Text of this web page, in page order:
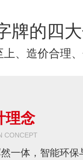
牌的四
上、造价合理
理念
CONCEPT
一体，智能环保